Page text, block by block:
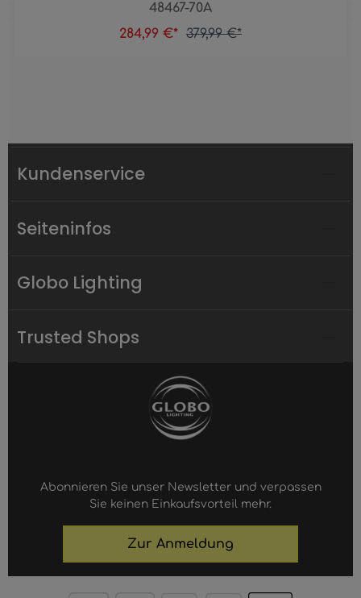
48467-70A
284,99 €* 379,99 €*
Kundenservice
Seiteninfos
Globo Lighting
Trusted Shops
Abonnieren Sie unser Newsletter und verpassen
Sie keinen Einkaufsvorteil mehr.
Zur Anmeldung